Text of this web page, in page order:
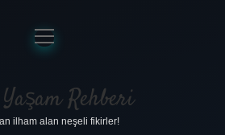
Anasayfa
Politikası
Yasal Uyarı
menüyü
aç
Rehberi
ilham alan neşeli fikirler!